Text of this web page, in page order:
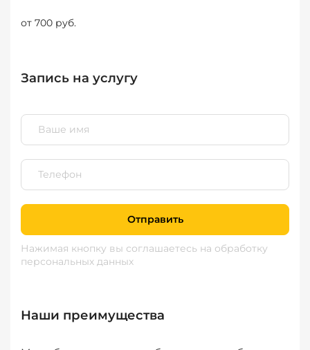
от 700 руб.
Запись на услугу
Отправить
Нажимая кнопку вы соглашаетесь на обработку
персональных данных
Наши преимущества